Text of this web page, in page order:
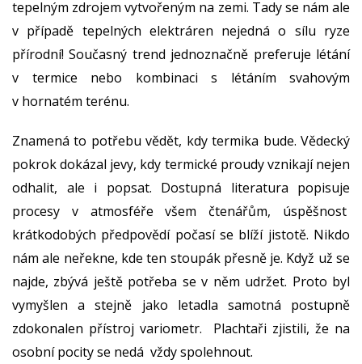
tepelným zdrojem vytvořeným na zemi. Tady se nám ale
v případě tepelných elektráren nejedná o sílu ryze
přírodní! Současný trend jednoznačně preferuje létání
v termice nebo kombinaci s létáním svahovým
v hornatém terénu.
Znamená to potřebu vědět, kdy termika bude. Vědecký
pokrok dokázal jevy, kdy termické proudy vznikají nejen
odhalit, ale i popsat. Dostupná literatura popisuje
procesy v atmosféře všem čtenářům, úspěšnost
krátkodobých předpovědí počasí se blíží jistotě. Nikdo
nám ale neřekne, kde ten stoupák přesně je. Když už se
najde, zbývá ještě potřeba se v něm udržet. Proto byl
vymyšlen a stejně jako letadla samotná postupně
zdokonalen přístroj variometr. Plachtaři zjistili, že na
osobní pocity se nedá vždy spolehnout.